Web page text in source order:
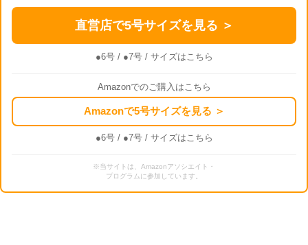
直営店で5号サイズを見る ＞
●6号/ ●7号/ サイズはこちら
Amazonでのご購入はこちら
Amazonで5号サイズを見る ＞
●6号/ ●7号/ サイズはこちら
※当サイトは、Amazonアソシエイト・
プログラムに参加しています。